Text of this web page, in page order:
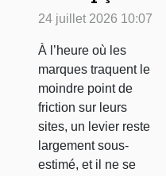
des routines
bien-être sur
la
conversion
en ligne
24 juillet 2026 10:07
À l’heure où les
marques traquent le
moindre point de
friction sur leurs
sites, un levier reste
largement sous-
estimé, et il ne se